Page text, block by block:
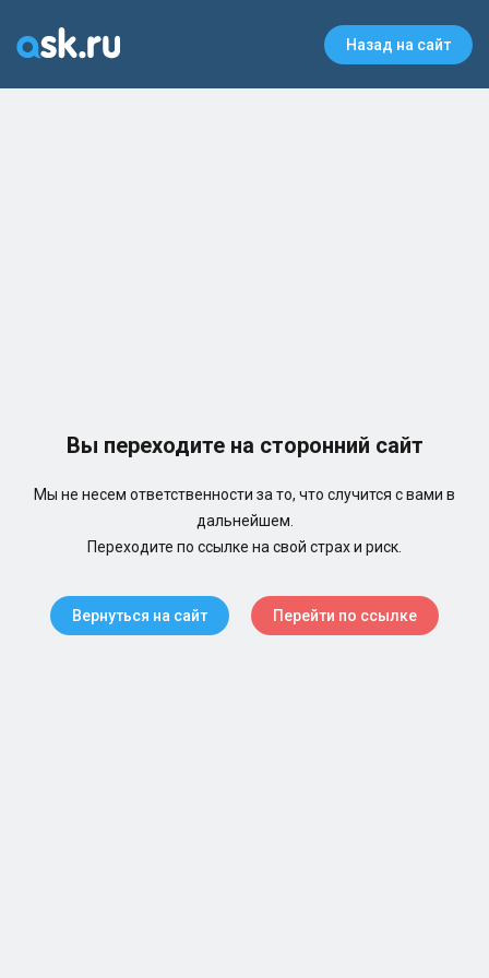
Назад на сайт
Вы переходите на сторонний сайт
Мы не несем ответственности за то, что случится с вами в
дальнейшем.
Переходите по ссылке на свой страх и риск.
Вернуться на сайт Перейти по ссылке